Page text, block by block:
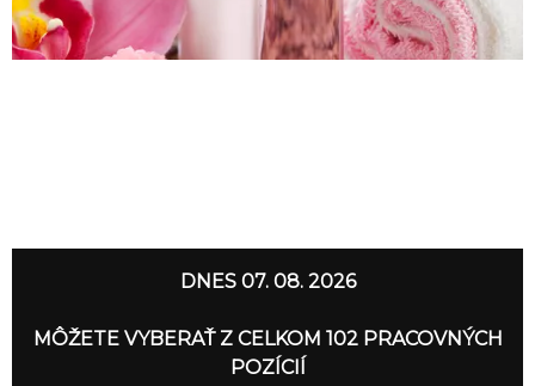
DNES 07. 08. 2026
MÔŽETE VYBERAŤ Z CELKOM 102 PRACOVNÝCH
POZÍCIÍ